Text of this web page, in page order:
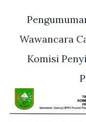
Wawancara
Komisi